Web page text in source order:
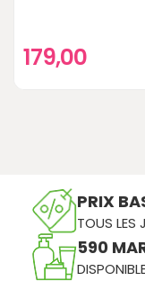
179,00
PRIX
TOUS LES
590